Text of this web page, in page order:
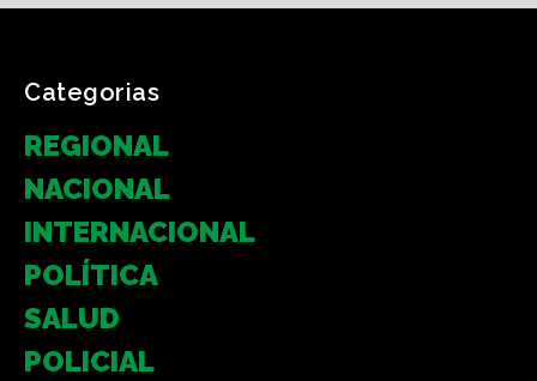
Categorias
REGIONAL
NACIONAL
INTERNACIONAL
POLÍTICA
SALUD
POLICIAL